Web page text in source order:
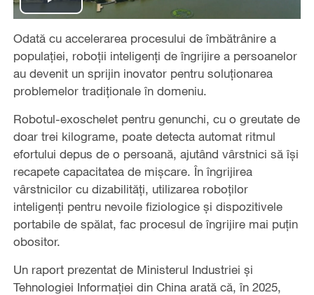
Play
Video
Odată cu accelerarea procesului de îmbătrânire a
populației, roboții inteligenți de îngrijire a persoanelor
au devenit un sprijin inovator pentru soluționarea
problemelor tradiționale în domeniu.
Robotul-exoschelet pentru genunchi, cu o greutate de
doar trei kilograme, poate detecta automat ritmul
efortului depus de o persoană, ajutând vârstnici să își
recapete capacitatea de mișcare. În îngrijirea
vârstnicilor cu dizabilități, utilizarea roboților
inteligenți pentru nevoile fiziologice și dispozitivele
portabile de spălat, fac procesul de îngrijire mai puțin
obositor.
Un raport prezentat de Ministerul Industriei și
Tehnologiei Informației din China arată că, în 2025,